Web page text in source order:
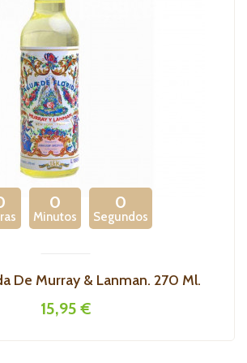
0
Minutos
0
Segundos
De Murray & Lanman. 270 Ml.
15,95 €